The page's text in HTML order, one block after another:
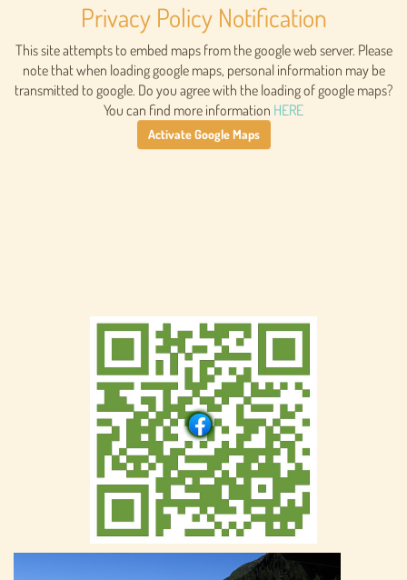
Privacy Policy Notification
This site attempts to embed maps from the google web server. Please
note that when loading google maps, personal information may be
transmitted to google. Do you agree with the loading of google maps?
You can find more information HERE